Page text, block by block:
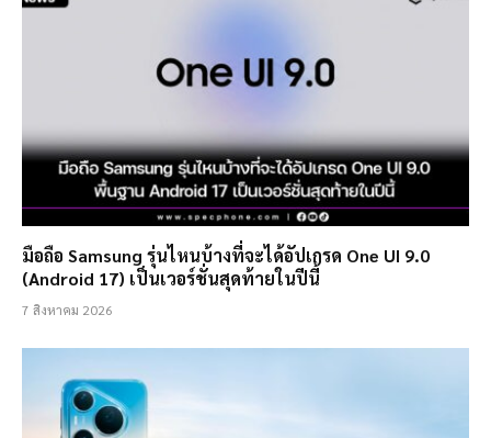
มือถือ Samsung รุ่นไหนบ้างที่จะได้อัปเกรด One UI 9.0
(Android 17) เป็นเวอร์ชั่นสุดท้ายในปีนี้
7 สิงหาคม 2026